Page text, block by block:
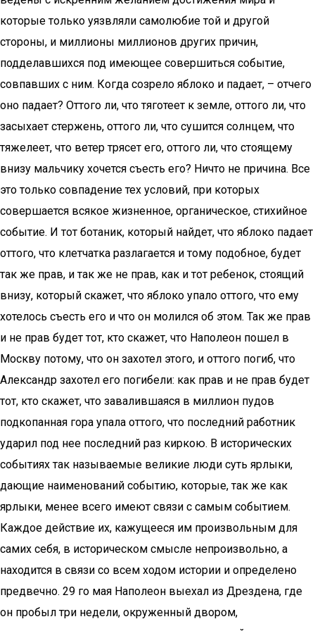
которые только уязвляли самолюбие той и другой
стороны, и миллионы миллионов других причин,
подделавшихся под имеющее совершиться событие,
совпавших с ним. Когда созрело яблоко и падает, – отчего
оно падает? Оттого ли, что тяготеет к земле, оттого ли, что
засыхает стержень, оттого ли, что сушится солнцем, что
тяжелеет, что ветер трясет его, оттого ли, что стоящему
внизу мальчику хочется съесть его? Ничто не причина. Все
это только совпадение тех условий, при которых
совершается всякое жизненное, органическое, стихийное
событие. И тот ботаник, который найдет, что яблоко падает
оттого, что клетчатка разлагается и тому подобное, будет
так же прав, и так же не прав, как и тот ребенок, стоящий
внизу, который скажет, что яблоко упало оттого, что ему
хотелось съесть его и что он молился об этом. Так же прав
и не прав будет тот, кто скажет, что Наполеон пошел в
Москву потому, что он захотел этого, и оттого погиб, что
Александр захотел его погибели: как прав и не прав будет
тот, кто скажет, что завалившаяся в миллион пудов
подкопанная гора упала оттого, что последний работник
ударил под нее последний раз киркою. В исторических
событиях так называемые великие люди суть ярлыки,
дающие наименований событию, которые, так же как
ярлыки, менее всего имеют связи с самым событием.
Каждое действие их, кажущееся им произвольным для
самих себя, в историческом смысле непроизвольно, а
находится в связи со всем ходом истории и определено
предвечно. 29 го мая Наполеон выехал из Дрездена, где
он пробыл три недели, окруженный двором,